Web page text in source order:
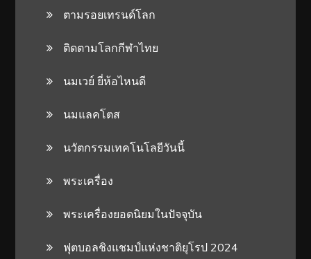
ตามรอยเทรนด์โลก
ติดตามโลกกีฬาไทย
นมเวย์ ยี่ห้อไหนดี
นมแลคโตส
นวัตกรรมเทคโนโลยีวันนี้
พระเครื่อง
พระเครื่องยอดนิยมในปัจจุบัน
ฟุตบอลชิงแชมป์แห่งชาติยุโรป 2024